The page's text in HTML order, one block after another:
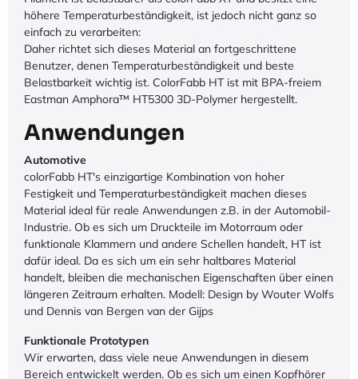
höhere Temperaturbeständigkeit, ist jedoch nicht ganz so
einfach zu verarbeiten:
Daher richtet sich dieses Material an fortgeschrittene
Benutzer, denen Temperaturbeständigkeit und beste
Belastbarkeit wichtig ist. ColorFabb HT ist mit BPA-freiem
Eastman Amphora™ HT5300 3D-Polymer hergestellt.
Anwendungen
Automotive
colorFabb HT's einzigartige Kombination von hoher
Festigkeit und Temperaturbeständigkeit machen dieses
Material ideal für reale Anwendungen z.B. in der Automobil-
Industrie. Ob es sich um Druckteile im Motorraum oder
funktionale Klammern und andere Schellen handelt, HT ist
dafür ideal. Da es sich um ein sehr haltbares Material
handelt, bleiben die mechanischen Eigenschaften über einen
längeren Zeitraum erhalten. Modell: Design by Wouter Wolfs
und Dennis van Bergen van der Gijps
Funktionale Prototypen
Wir erwarten, dass viele neue Anwendungen in diesem
Bereich entwickelt werden. Ob es sich um einen Kopfhörer